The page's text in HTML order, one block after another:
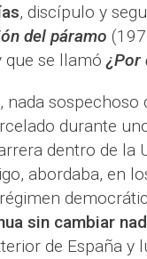
, discípulo y
del páramo
que se llamó¿Por
, nada sospechoso
durante
dentro de la
abordaba, en
sin cambiar
de España y